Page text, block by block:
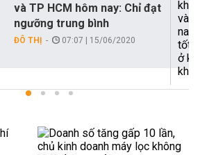
và TP HCM hôm nay: Chỉ đạt
ngưỡng trung bình
ĐÔ THỊ 07:07 | 15/06/2020